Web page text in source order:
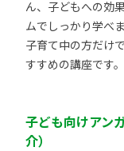
ん、子どもへの効
ムでしっかり学べま
子育て中の方だけ
すすめの講座です。
子ども向けアン
介）